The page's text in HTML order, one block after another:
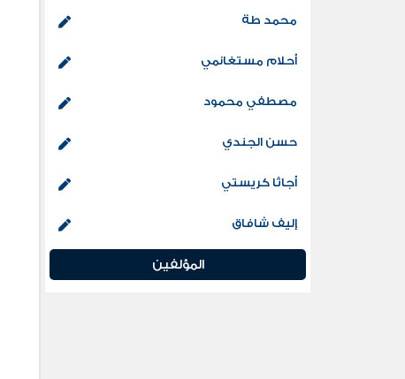
محمد طة
أحلام مستغانمي
مصطفي محمود
حسن الجندي
أجاثا كريستي
إليف شافاق
المؤلفين